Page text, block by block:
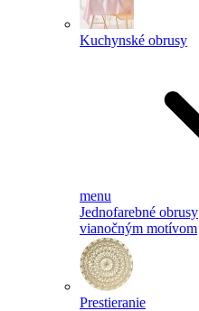
Kuchynské obrusy
menu
Jednofarebné obrusy
vianočným motívom
Prestieranie